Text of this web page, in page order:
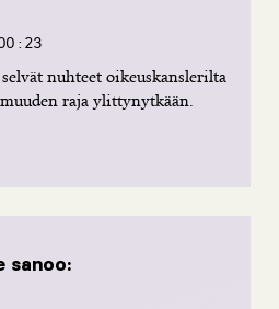
nuhteet oikeuskanslerilta
raja ylittynytkään.
sanoo: